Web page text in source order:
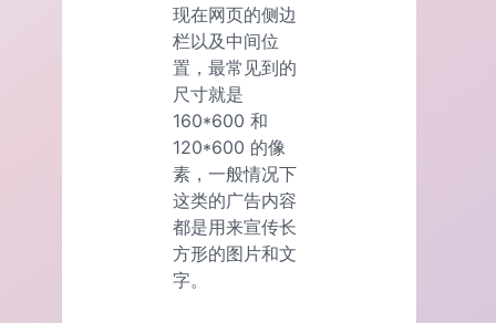
现在网页的侧边
栏以及中间位
置，最常见到的
尺寸就是
160*600 和
120*600 的像
素，一般情况下
这类的广告内容
都是用来宣传长
方形的图片和文
字。